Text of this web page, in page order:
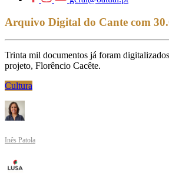
Arquivo Digital do Cante com
Trinta mil documentos já foram
projeto, Florêncio Cacête.
Cultura
Inês Patola